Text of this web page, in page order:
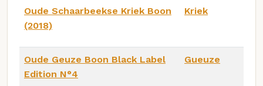
Oude Schaarbeekse Kriek Boon
(2018)
Kriek
Oude Geuze Boon Black Label
Edition N°4
Gueuze